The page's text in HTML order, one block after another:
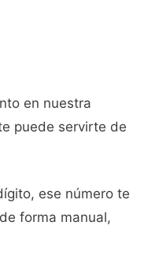
en nuestra
puede servirte de
ese número te
forma manual,